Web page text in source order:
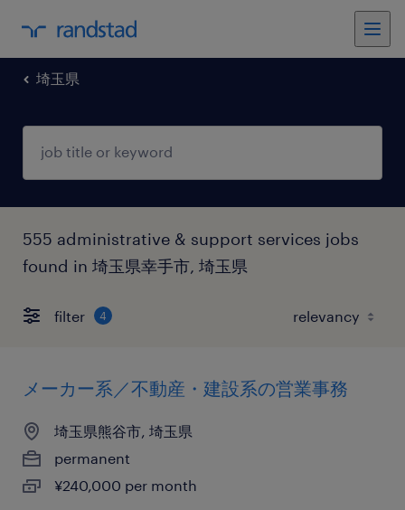
埼玉県
555 administrative & support services jobs
found in 埼玉県幸手市, 埼玉県
filter 4
メーカー系／不動産・建設系の営業事務
埼玉県熊谷市, 埼玉県
permanent
¥240,000 per month